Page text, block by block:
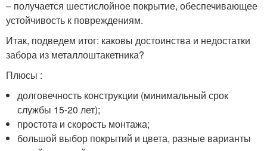
– получается шестислойное покрытие, обеспечивающее
устойчивость к повреждениям.
Итак, подведем итог: каковы достоинства и недостатки
забора из металлоштакетника?
Плюсы :
долговечность конструкции (минимальный срок
службы 15-20 лет);
простота и скорость монтажа;
большой выбор покрытий и цвета, разные варианты